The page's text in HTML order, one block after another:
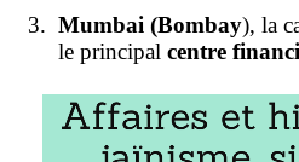
Mumbai (Bombay), la
le principal centre